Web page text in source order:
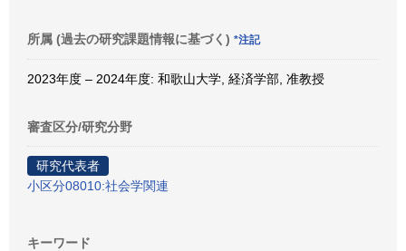
所属 (過去の研究課題情報に基づく) *注記
2023年度 – 2024年度: 和歌山大学, 経済学部, 准教授
審査区分/研究分野
研究代表者
小区分08010:社会学関連
キーワード